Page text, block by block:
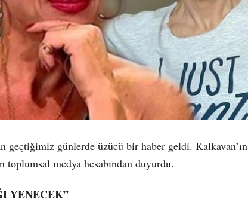
geçtiğimiz günlerde üzücü bir haber geldi. Kalkavan’ın
toplumsal medya hesabından duyurdu.
YENECEK”